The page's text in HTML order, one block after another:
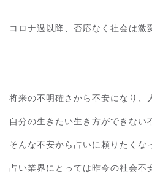
コロナ過以降、否応なく社会は激
将来の不明確さから不安になり、
自分の生きたい生き方ができない
そんな不安から占いに頼りたくな
占い業界にとっては昨今の社会不